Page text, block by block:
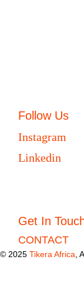
Follow Us
Instagram
Linkedin
Get In
CONTACT
© 2025 Tikera Africa ,